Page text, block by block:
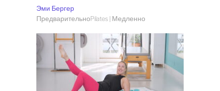
Эми Бергер
ПредварительноPilates | Медленно